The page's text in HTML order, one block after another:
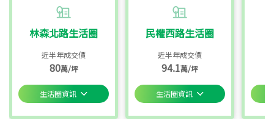
林森北路生活圈
近半年成交價
80萬/坪
生活圈資訊
民權西路生活圈
近半年成交價
94.1萬/坪
生活圈資訊